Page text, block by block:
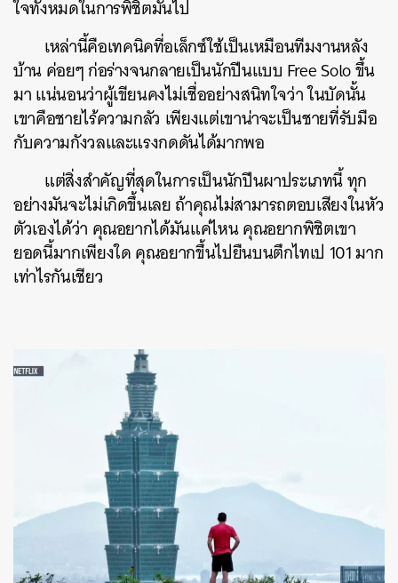
ใจทั้งหมดในการพิชิตมันไป
เหล่านี้คือเทคนิคที่อเล็กซ์ใช้เป็นเหมือนทีมงานหลัง
บ้าน ค่อยๆ ก่อร่างจนกลายเป็นนักปีนแบบ Free Solo ขึ้น
มา แน่นอนว่าผู้เขียนคงไม่เชื่ออย่างสนิทใจว่า ในบัดนั้น
เขาคือชายไร้ความกลัว เพียงแต่เขาน่าจะเป็นชายที่รับมือ
กับความกังวลและแรงกดดันได้มากพอ
แต่สิ่งสำคัญที่สุดในการเป็นนักปีนผาประเภทนี้ ทุก
อย่างมันจะไม่เกิดขึ้นเลย ถ้าคุณไม่สามารถตอบเสียงในหัว
ตัวเองได้ว่า คุณอยากได้มันแค่ไหน คุณอยากพิชิตเขา
ยอดนี้มากเพียงใด คุณอยากขึ้นไปยืนบนตึกไทเป 101 มาก
เท่าไรกันเชียว